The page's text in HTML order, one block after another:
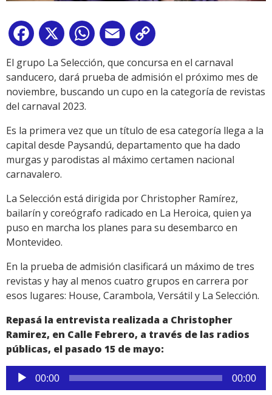
Facebook
X WhatsApp
Email
Link
El grupo La Selección, que concursa en el carnaval
sanducero, dará prueba de admisión el próximo mes de
noviembre, buscando un cupo en la categoría de revistas
del carnaval 2023.
Es la primera vez que un título de esa categoría llega a la
capital desde Paysandú, departamento que ha dado
murgas y parodistas al máximo certamen nacional
carnavalero.
La Selección está dirigida por Christopher Ramírez,
bailarín y coreógrafo radicado en La Heroica, quien ya
puso en marcha los planes para su desembarco en
Montevideo.
En la prueba de admisión clasificará un máximo de tres
revistas y hay al menos cuatro grupos en carrera por
esos lugares: House, Carambola, Versátil y La Selección.
Repasá la entrevista realizada a Christopher
Ramirez, en Calle Febrero, a través de las radios
públicas, el pasado 15 de mayo:
Reproductor
de
00:00 00:00